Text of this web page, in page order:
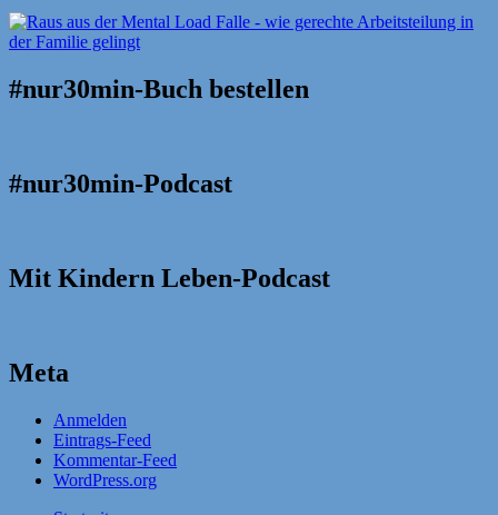
#nur30min-Buch bestellen
#nur30min-Podcast
Mit Kindern Leben-Podcast
Meta
Anmelden
Eintrags-Feed
Kommentar-Feed
WordPress.org